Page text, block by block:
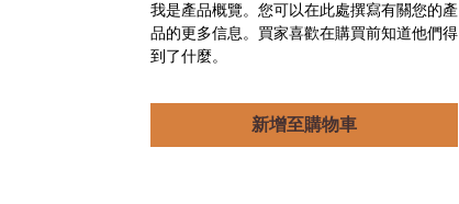
價
格
價
格
我是產品概覽。您可以在此處撰寫有關您的產
品的更多信息。買家喜歡在購買前知道他們得
到了什麼。
新增至購物車